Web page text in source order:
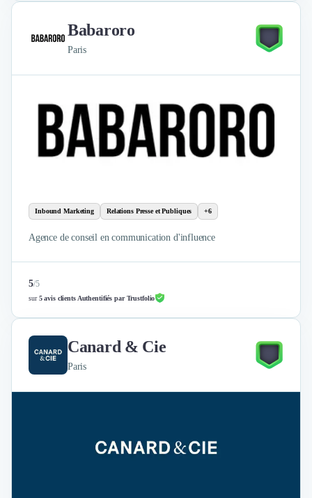
Babaroro
Paris
Inbound Marketing Relations Presse et Publiques +6
Agence de conseil en communication d'influence
5/5
sur5 avis clients Authentifiés par Trustfolio
Canard & Cie
Paris